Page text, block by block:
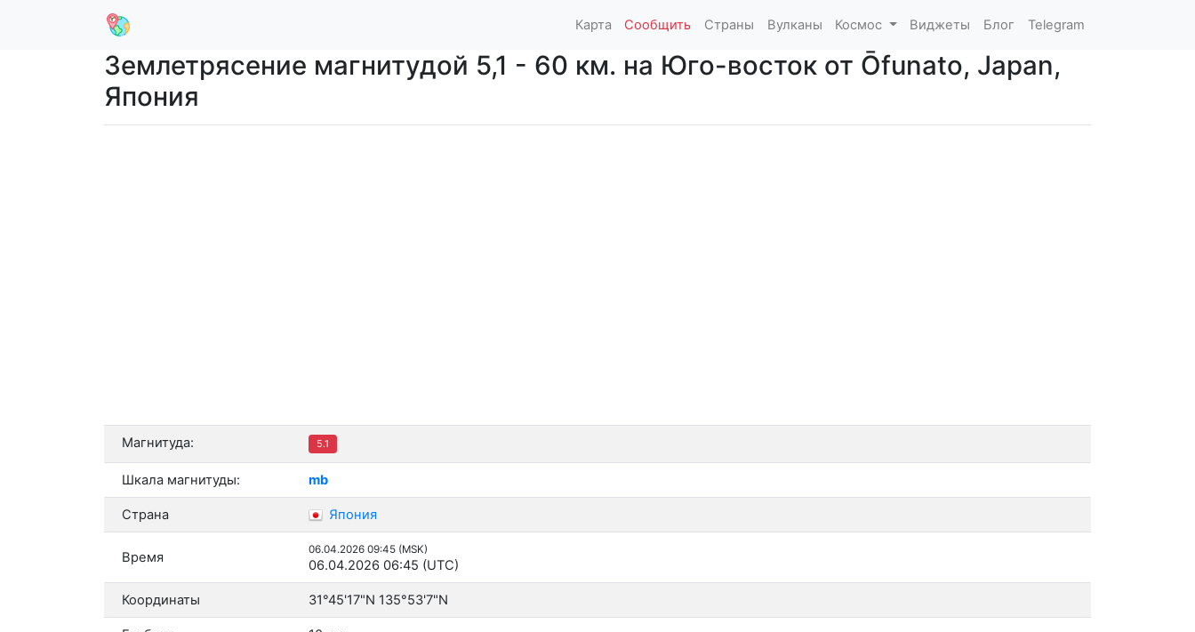
Карта Сообщить Страны Вулканы Космос Виджеты Блог Telegram
Землетрясение магнитудой 5,1 - 60 км. на Юго-восток от Ōfunato, Japan,
Япония
Магнитуда: 5.1
Шкала магнитуды: mb
Страна Япония
Время 06.04.2026 09:45 (MSK)
06.04.2026 06:45 (UTC)
Координаты 31°45'17"N 135°53'7"N